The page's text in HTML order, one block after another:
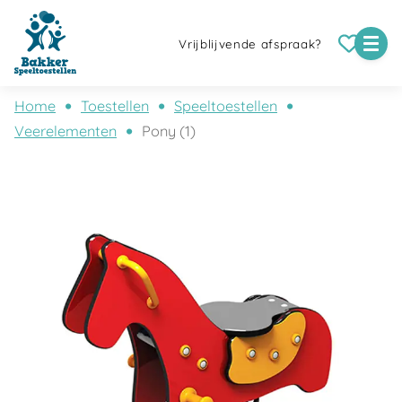
Vrijblijvende afspraak?
Home Toestellen
Speeltoestellen
Veerelementen
Pony (1)